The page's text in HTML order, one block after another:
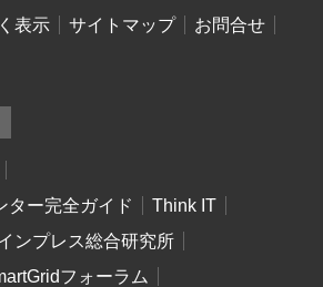
表示
サイトマップ
お問合せ
ター完全ガイド
Think IT
ンプレス総合研究所
フォーラム